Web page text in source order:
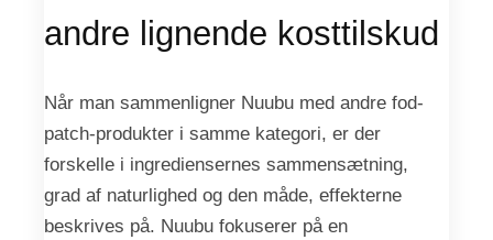
andre lignende kosttilskud
Når man sammenligner Nuubu med andre fod-
patch-produkter i samme kategori, er der
forskelle i ingrediensernes sammensætning,
grad af naturlighed og den måde, effekterne
beskrives på. Nuubu fokuserer på en